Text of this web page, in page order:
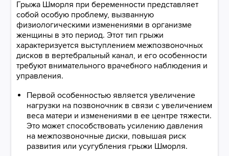
Грыжа Шморля при беременности представляет
собой особую проблему, вызванную
физиологическими изменениями в организме
женщины в это период. Этот тип грыжи
характеризуется выступлением межпозвоночных
дисков в вертебральный канал, и его особенности
требуют внимательного врачебного наблюдения и
управления.
Первой особенностью является увеличение
нагрузки на позвоночник в связи с увеличением
веса матери и изменениями в ее центре тяжести.
Это может способствовать усилению давления
на межпозвоночные диски, повышая риск
развития или усугубления грыжи Шморля.